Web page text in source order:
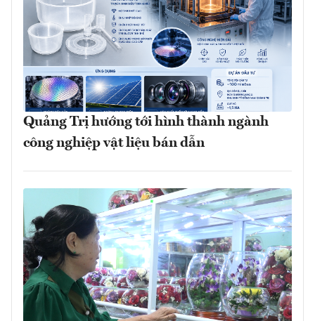
Quảng Trị hướng tới hình thành ngành
công nghiệp vật liệu bán dẫn